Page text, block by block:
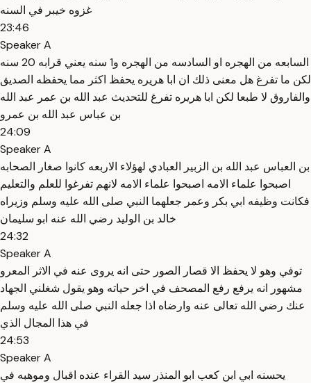
غزوه خيبر في السنه
23:46
Speaker A
السابعه من الهجره او السادسه من الهجره و1 سنه يعني قرابه 20 سنه
لكن ما تفرغ هل معنى ذلك ان ابا هريره يحفظ اكثر مما يحفظه الصديق
والفاروق لا طبعا لكن ابا هريره تفرغ للتحديث عبد الله بن عمر عبد الله
بن عباس عبد الله بن عمرو
24:09
Speaker A
بن العباس عبد الله بن الزبير العبادي لهؤلاء الاربعه كانوا صغار الصحابه
اصبحوا علماء الامه اصبحوا علماء الامه لانهم تفرغوا للعلم والتعليم
فكانت وظيفه ابي بكر وعمر جعلهما النبي صلى الله عليه وسلم وزيراه
خالد بن الوليد رضي الله عنه ابو سليمان
24:32
Speaker A
توفي وهو لا يحفظ الا قصار الصور حتى انه يروى عنه في الاثر المعرو
مشهور انه يرفع رفع المصحف في اخر حياته وهو يقول شغلني الجهاد
عنك رضي الله تعالى عنه وارضاه اذا جعله النبي صلى الله عليه وسلم
في هذا المجال الذي
24:53
Speaker A
يحسنه ابي ابن كعب ابو المنذر سيد القراء عنده اقبال وموهبه في